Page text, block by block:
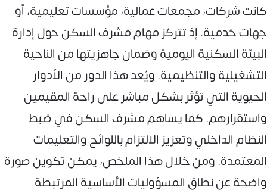
كانت شركات، مجمعات عمالية، مؤسسات تعليمية، أو
جهات خدمية. إذ تتركز مهام مشرف السكن حول إدارة
البيئة السكنية اليومية وضمان جاهزيتها من الناحية
التشغيلية والتنظيمية. ويُعد هذا الدور من الأدوار
الحيوية التي تؤثر بشكل مباشر على راحة المقيمين
واستقرارهم. كما يساهم مشرف السكن في ضبط
النظام الداخلي وتعزيز الالتزام باللوائح والتعليمات
المعتمدة. ومن خلال هذا الملخص، يمكن تكوين صورة
واضحة عن نطاق المسؤوليات الأساسية المرتبطة